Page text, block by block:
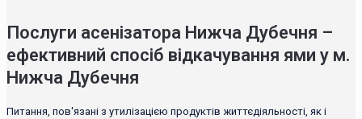
Послуги асенізатора Нижча Дубечня –
ефективний спосіб відкачування ями у м.
Нижча Дубечня
Питання, пов'язані з утилізацією продуктів життєдіяльності, як і